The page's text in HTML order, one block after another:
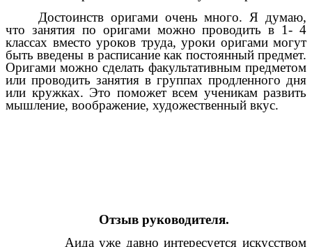
Достоинств оригами очень много. Я думаю,
что занятия по оригами можно проводить в 1- 4
классах вместо уроков труда, уроки оригами могут
быть введены в расписание как постоянный предмет.
Оригами можно сделать факультативным предметом
или проводить занятия в группах продленного дня
или кружках. Это поможет всем ученикам развить
мышление, воображение, художественный вкус.
Отзыв руководителя.
Аида уже давно интересуется искусством